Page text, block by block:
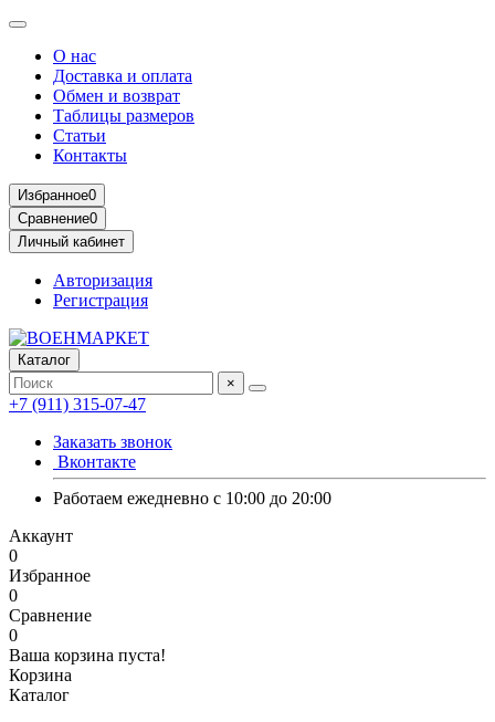
О нас
Доставка и оплата
Обмен и возврат
Таблицы размеров
Статьи
Контакты
Избранное0
Сравнение0
Личный кабинет
Авторизация
Регистрация
Каталог
×
+7 (911) 315-07-47
Заказать звонок
Вконтакте
Работаем ежедневно с 10:00 до 20:00
Аккаунт
0
Избранное
0
Сравнение
0
Ваша корзина пуста!
Корзина
Каталог